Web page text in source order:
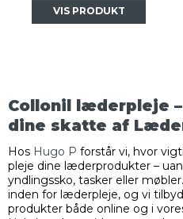
VIS PRODUKT
Collonil læderpleje
dine skatte af
Hos Hugo P forstår vi, hvor
pleje dine læderprodukter –
yndlingssko, tasker eller
inden for læderpleje, og vi
produkter både online og i